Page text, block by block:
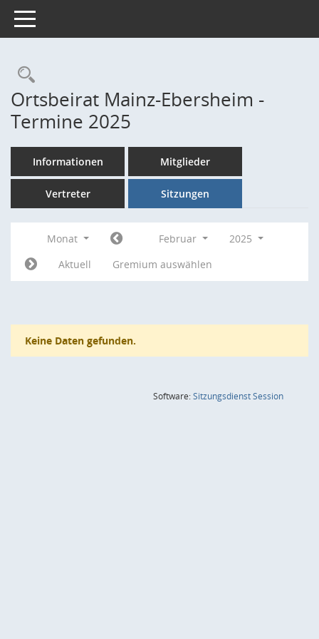
Toggle navigation
Rechercheauswahl
Ortsbeirat Mainz-Ebersheim -
Termine 2025
Informationen Mitglieder
Vertreter Sitzungen
Monat Februar
2025
Aktuell
Gremium auswählen
Keine Daten gefunden.
Software:SitzungsdienstSession(Wird in